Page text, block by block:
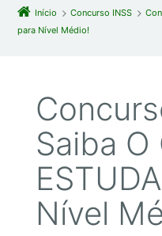
Início Concurso INSS
para Nível Médio!
Saiba O
Nível